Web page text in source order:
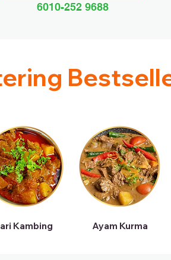
6010-252 9688
Kambing Ayam Kurma